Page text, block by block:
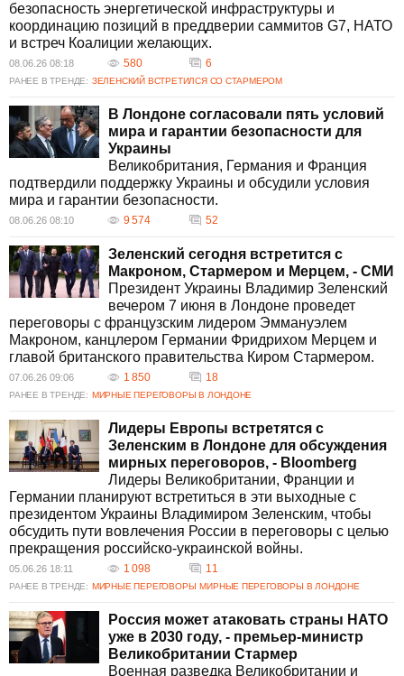
безопасность энергетической инфраструктуры и
координацию позиций в преддверии саммитов G7, НАТО
и встреч Коалиции желающих.
08.06.26 08:18 580 6
РАНЕЕ В ТРЕНДЕ: ЗЕЛЕНСКИЙ ВСТРЕТИЛСЯ СО СТАРМЕРОМ
В Лондоне согласовали пять условий
мира и гарантии безопасности для
Украины
Великобритания, Германия и Франция
подтвердили поддержку Украины и обсудили условия
мира и гарантии безопасности.
08.06.26 08:10 9 574 52
Зеленский сегодня встретится с
Макроном, Стармером и Мерцем, - СМИ
Президент Украины Владимир Зеленский
вечером 7 июня в Лондоне проведет
переговоры с французским лидером Эммануэлем
Макроном, канцлером Германии Фридрихом Мерцем и
главой британского правительства Киром Стармером.
07.06.26 09:06 1 850 18
РАНЕЕ В ТРЕНДЕ: МИРНЫЕ ПЕРЕГОВОРЫ В ЛОНДОНЕ
Лидеры Европы встретятся с
Зеленским в Лондоне для обсуждения
мирных переговоров, - Bloomberg
Лидеры Великобритании, Франции и
Германии планируют встретиться в эти выходные с
президентом Украины Владимиром Зеленским, чтобы
обсудить пути вовлечения России в переговоры с целью
прекращения российско-украинской войны.
05.06.26 18:11 1 098 11
РАНЕЕ В ТРЕНДЕ: МИРНЫЕ ПЕРЕГОВОРЫ МИРНЫЕ ПЕРЕГОВОРЫ В ЛОНДОНЕ
Россия может атаковать страны НАТО
уже в 2030 году, - премьер-министр
Великобритании Стармер
Военная разведка Великобритании и